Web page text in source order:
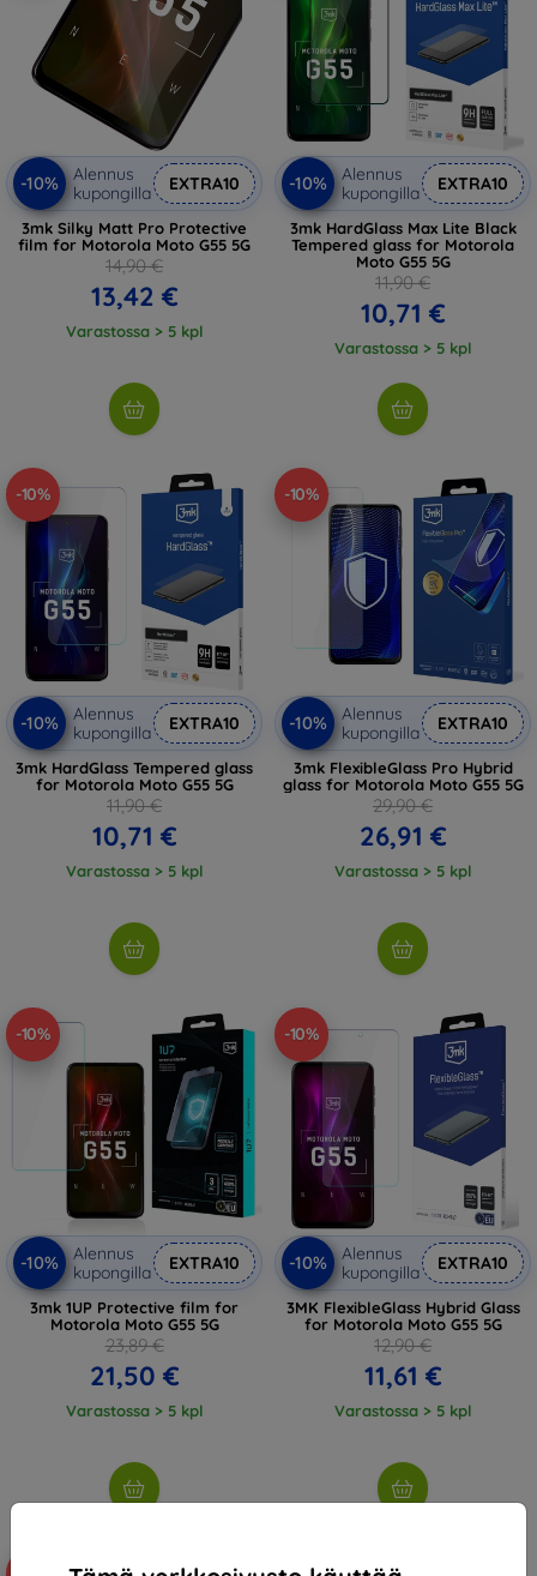
-10%
Alennus
kupongilla
EXTRA10
3mk Silky Matt Pro Protective
film for Motorola Moto G55 5G
14,90 €
13,42 €
Varastossa > 5 kpl
-10%
Alennus
kupongilla
EXTRA10
3mk HardGlass Max Lite Black
Tempered glass for Motorola
Moto G55 5G
11,90 €
10,71 €
Varastossa > 5 kpl
-10%
-10%
Alennus
kupongilla
EXTRA10
3mk HardGlass Tempered glass
for Motorola Moto G55 5G
11,90 €
10,71 €
Varastossa > 5 kpl
-10%
-10%
Alennus
kupongilla
EXTRA10
3mk FlexibleGlass Pro Hybrid
glass for Motorola Moto G55 5G
29,90 €
26,91 €
Varastossa > 5 kpl
-10%
-10%
Alennus
kupongilla
EXTRA10
3mk 1UP Protective film for
Motorola Moto G55 5G
23,89 €
21,50 €
Varastossa > 5 kpl
-10%
-10%
Alennus
kupongilla
EXTRA10
3MK FlexibleGlass Hybrid Glass
for Motorola Moto G55 5G
12,90 €
11,61 €
Varastossa > 5 kpl